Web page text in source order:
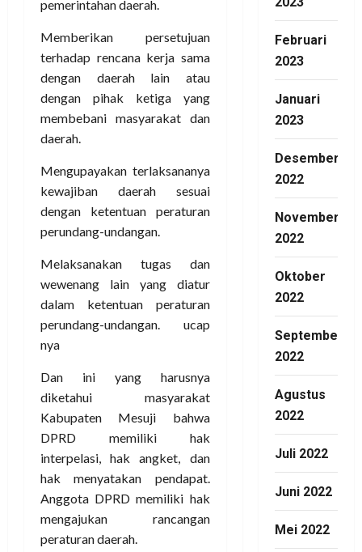
kewajiban daerah sesuai
dengan ketentuan peraturan
perundang-undangan.
Melaksanakan tugas dan
wewenang lain yang diatur
perundang-undangan. ucap
nya
Dan ini yang harusnya
Kabupaten Mesuji bahwa
DPRD memiliki hak
interpelasi, hak angket, dan
hak menyatakan pendapat.
Anggota DPRD memiliki hak
peraturan daerah.
Mengajukan pertanyaan,
menyampaikan usul dan
pendapat, memilih dan dipilih,
membela diri, imunitas,
mengikuti orientasi dan
pendalaman tugas, protokoler,
serta keuangan dan
Februari
2023
Januari
2023
Desember
2022
November
2022
Oktober
2022
September
2022
Agustus
2022
Juli 2022
Juni 2022
Mei 2022